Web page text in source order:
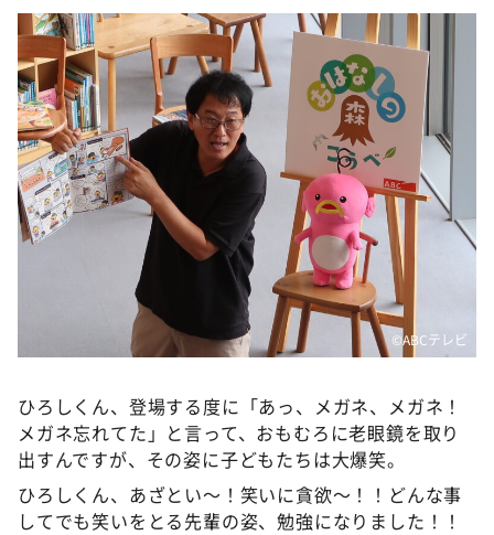
©️ABCテレビ
ひろしくん、登場する度に「あっ、メガネ、メガネ！
メガネ忘れてた」と言って、おもむろに老眼鏡を取り
出すんですが、その姿に子どもたちは大爆笑。
ひろしくん、あざとい〜！笑いに貪欲〜！！どんな事
してでも笑いをとる先輩の姿、勉強になりました！！